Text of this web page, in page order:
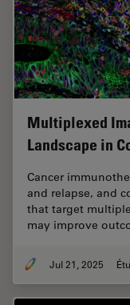
Multiplexed
Landscape in
Cancer
and relapse, and
that target
may improve
Jul 21, 2025